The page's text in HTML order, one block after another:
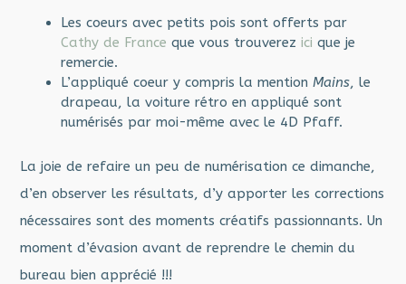
Les coeurs avec petits pois sont offerts par
Cathy de France que vous trouverez ici que je
remercie.
L’appliqué coeur y compris la mention Mains, le
drapeau, la voiture rétro en appliqué sont
numérisés par moi-même avec le 4D Pfaff.
La joie de refaire un peu de numérisation ce dimanche,
d’en observer les résultats, d’y apporter les corrections
nécessaires sont des moments créatifs passionnants. Un
moment d’évasion avant de reprendre le chemin du
bureau bien apprécié !!!